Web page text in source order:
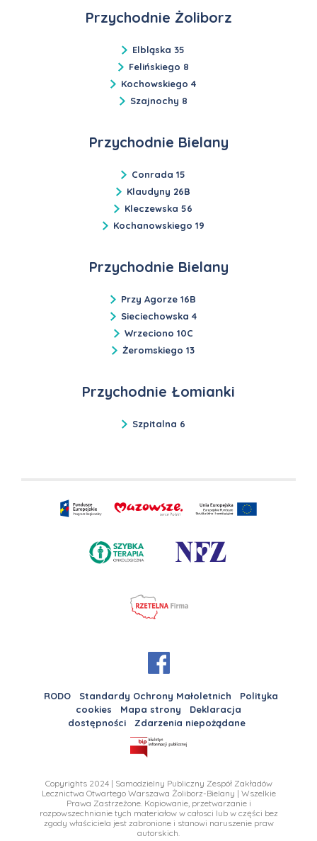
Przychodnie Żoliborz
Elbląska 35
Felińskiego 8
Kochowskiego 4
Szajnochy 8
Przychodnie Bielany
Conrada 15
Klaudyny 26B
Kleczewska 56
Kochanowskiego 19
Przychodnie Bielany
Przy Agorze 16B
Sieciechowska 4
Wrzeciono 10C
Żeromskiego 13
Przychodnie Łomianki
Szpitalna 6
RODO Standardy Ochrony Małoletnich
Polityka
cookies
Mapa strony
Deklaracja
dostępności
Zdarzenia niepożądane
Copyrights 2024 | Samodzielny Publiczny Zespół Zakładów
Lecznictwa Otwartego Warszawa Żoliborz-Bielany | Wszelkie
Prawa Zastrzeżone. Kopiowanie, przetwarzanie i
rozpowszechnianie tych materiałow w całosci lub w części bez
zgody właściciela jest zabronione i stanowi naruszenie praw
autorskich.